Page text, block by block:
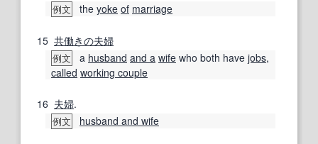
例文 the yoke of marriage
15 共働きの夫婦
例文 a husband and a wife who both have jobs,
called working couple
16 夫婦.
例文 husband and wife